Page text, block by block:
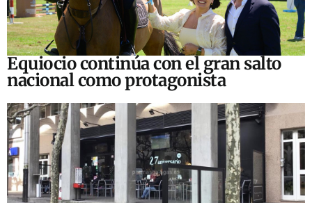
Equiocio continúa con el gran salto
nacional como protagonista